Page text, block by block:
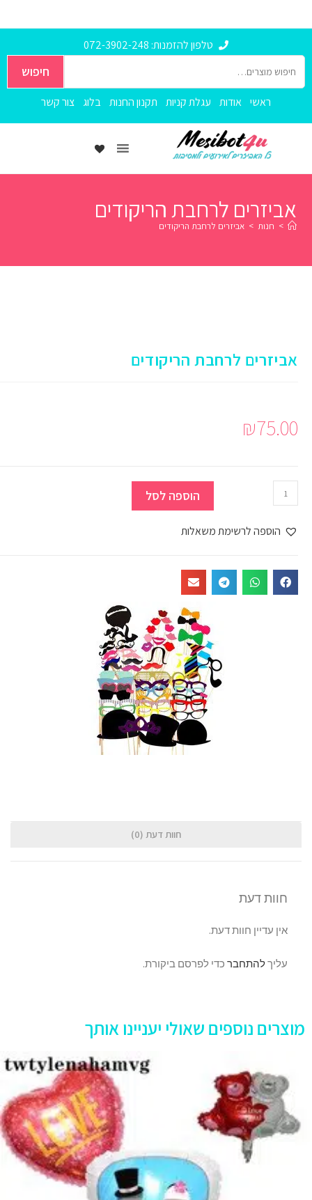
טלפון להזמנות: 072-3902-248
חיפוש
ראשי אודות עגלת קניות תקנון החנות בלוג צור קשר
אביזרים לרחבת הריקודים
> חנות > אביזרים לרחבת הריקודים
אביזרים לרחבת הריקודים
₪75.00
הוספה לסל
הוספה לרשימת משאלות
חוות דעת (0)
חוות דעת
אין עדיין חוות דעת.
עליךלהתחברכדי לפרסם ביקורת.
מוצרים נוספים שאולי יעניינו אותך